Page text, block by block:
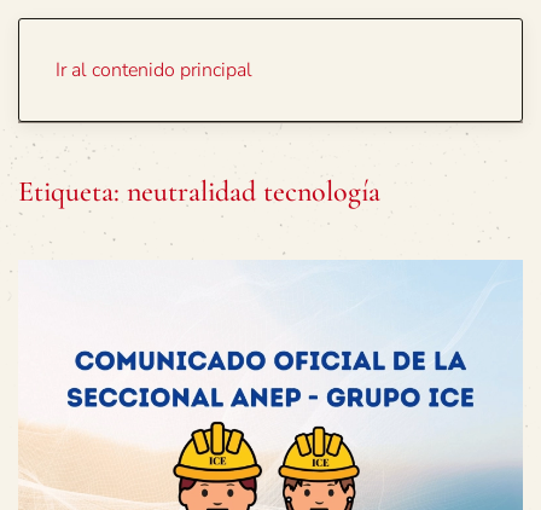
Ir al contenido principal
Etiqueta: neutralidad tecnología